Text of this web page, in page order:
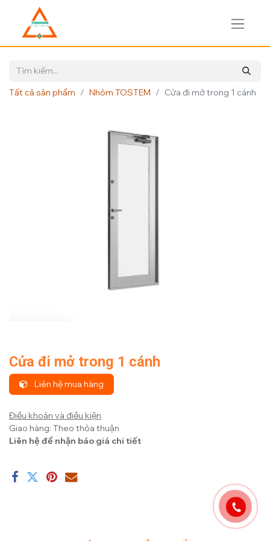
Tất cả sản phẩm Nhôm TOSTEM Cửa đi mở trong 1 cánh
Cửa đi mở trong 1 cánh
Liên hệ mua hàng
Điều khoản và điều kiện
Giao hàng: Theo thỏa thuận
Liên hệ để nhận báo giá chi tiết